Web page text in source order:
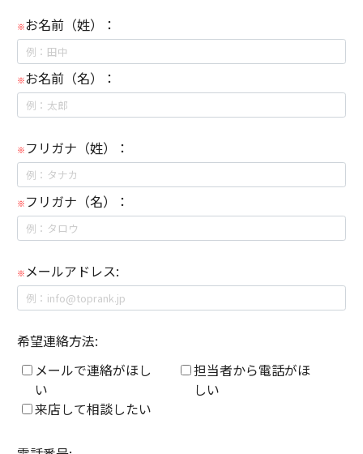
※お名前（姓）：
※お名前（名）：
※ フリガナ（姓）：
※ フリガナ（名）：
※ メールアドレス:
希望連絡方法:
メールで連絡がほし
い
担当者から電話がほ
しい
来店して相談したい